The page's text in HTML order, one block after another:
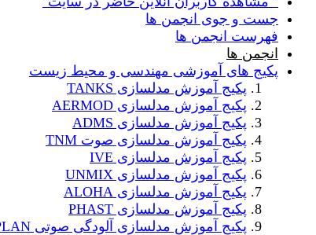
جست و جوی انجمن ها
فهرست انجمن ها
انجمن ها
پکیج های آموزشی مهندسی و محیط زیست
پکیج آموزش مدلسازی TANKS
پکیج آموزش مدلسازی AERMOD
پکیج آموزش مدلسازی ADMS
پکیج آموزش مدلسازی صوت TNM
پکیج آموزش مدلسازی IVE
پکیج آموزش مدلسازی UNMIX
پکیج آموزش مدلسازی ALOHA
پکیج آموزش مدلسازی PHAST
پکیج آموزش مدلسازی آلودگی صوتی SOUNDPLAN